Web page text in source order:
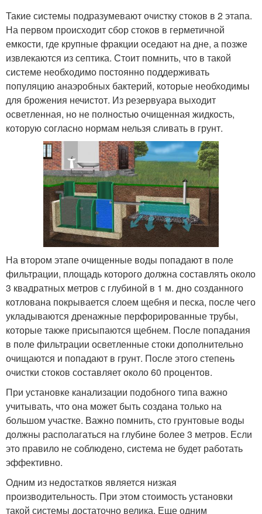
Такие системы подразумевают очистку стоков в 2 этапа.
На первом происходит сбор стоков в герметичной
емкости, где крупные фракции оседают на дне, а позже
извлекаются из септика. Стоит помнить, что в такой
системе необходимо постоянно поддерживать
популяцию анаэробных бактерий, которые необходимы
для брожения нечистот. Из резервуара выходит
осветленная, но не полностью очищенная жидкость,
которую согласно нормам нельзя сливать в грунт.
На втором этапе очищенные воды попадают в поле
фильтрации, площадь которого должна составлять около
3 квадратных метров с глубиной в 1 м. дно созданного
котлована покрывается слоем щебня и песка, после чего
укладываются дренажные перфорированные трубы,
которые также присыпаются щебнем. После попадания
в поле фильтрации осветленные стоки дополнительно
очищаются и попадают в грунт. После этого степень
очистки стоков составляет около 60 процентов.
При установке канализации подобного типа важно
учитывать, что она может быть создана только на
большом участке. Важно помнить, сто грунтовые воды
должны располагаться на глубине более 3 метров. Если
это правило не соблюдено, система не будет работать
эффективно.
Одним из недостатков является низкая
производительность. При этом стоимость установки
такой системы достаточно велика. Еще одним